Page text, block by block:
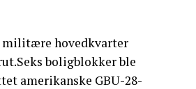
militære hovedkvarter
boligblokker ble
amerikanske GBU-28-